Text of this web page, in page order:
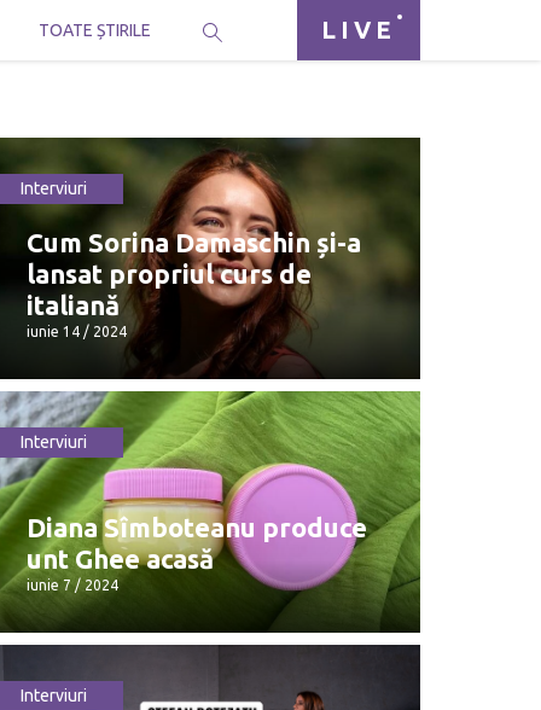
TOATE ȘTIRILE LIVE
Interviuri
Cum Sorina Damaschin și-a
lansat propriul curs de
italiană
iunie 14 / 2024
Sorina Damaschin și-a lansat
propriul curs de italiană
iunie 14 / 2024
Interviuri
Diana Sîmboteanu produce
unt Ghee acasă
iunie 7 / 2024
Interviuri